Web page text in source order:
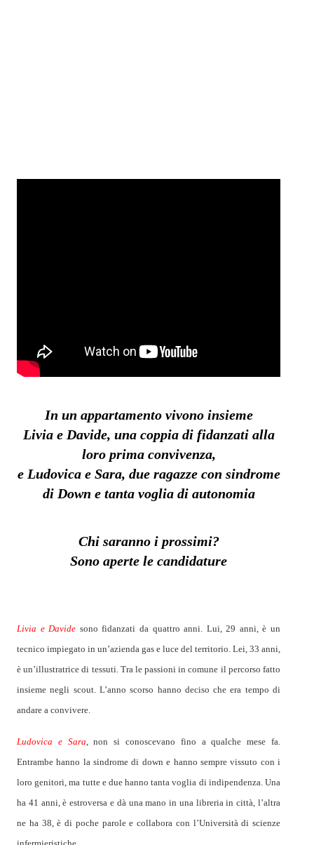
In un appartamento vivono insieme
Livia e Davide, una coppia di fidanzati alla
loro prima convivenza,
e Ludovica e Sara, due ragazze con sindrome
di Down e tanta voglia di autonomia
Chi saranno i prossimi?
Sono aperte le candidature
Livia e Davide sono fidanzati da quattro anni. Lui, 29 anni, è un
tecnico impiegato in un’azienda gas e luce del territorio. Lei, 33 anni,
è un’illustratrice di tessuti. Tra le passioni in comune il percorso fatto
insieme negli scout. L’anno scorso hanno deciso che era tempo di
andare a convivere.
Ludovica e Sara, non si conoscevano fino a qualche mese fa.
Entrambe hanno la sindrome di down e hanno sempre vissuto con i
loro genitori, ma tutte e due hanno tanta voglia di indipendenza. Una
ha 41 anni, è estroversa e dà una mano in una libreria in città, l’altra
ne ha 38, è di poche parole e collabora con l’Università di scienze